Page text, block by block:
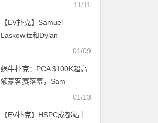
11/11
【EV扑克】Samuel
Laskowitz和Dylan
DeStefano获得100w美元免
01/09
蜗牛扑克：PCA $100K超高
额豪客赛落幕，Sam
Greenwood夺冠，奖金01/13
【EV扑克】HSPC成都站｜